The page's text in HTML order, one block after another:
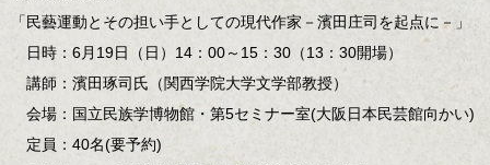
「民藝運動とその担い手としての現代作家－濱田庄司を起点に－」
日時：6月19日（日）14：00～15：30（13：30開場）
講師：濱田琢司氏（関西学院大学文学部教授）
会場：国立民族学博物館・第5セミナー室(大阪日本民芸館向かい)
定員：40名(要予約)